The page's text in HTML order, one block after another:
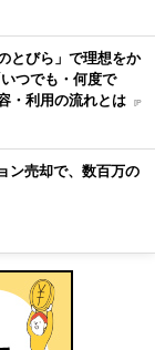
とびら」で理想をか
つでも・何度で
・利用の流れとは [P
ン売却で、数百万の